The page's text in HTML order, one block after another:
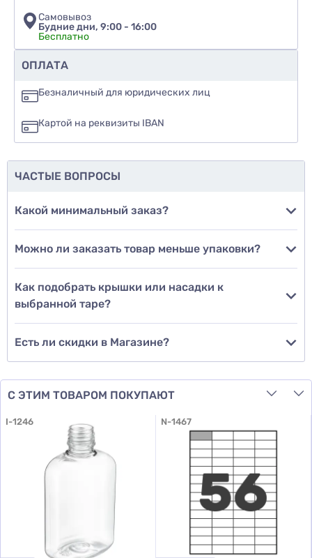
Рекомендуете ли вы этот товар
да
еще не знаю
Добавить отзыв
Самовывоз
Будние дни, 9:00 - 16:00
Бесплатно
ОПЛАТА
Безналичный для юридических лиц
Картой на реквизиты IBAN
ЧАСТЫЕ ВОПРОСЫ
Какой минимальный заказ?
Можно ли заказать товар меньше упаковки?
Как подобрать крышки или насадки к
выбранной таре?
Есть ли скидки в Магазине?
С ЭТИМ ТОВАРОМ ПОКУПАЮТ
I-1246 N-1467